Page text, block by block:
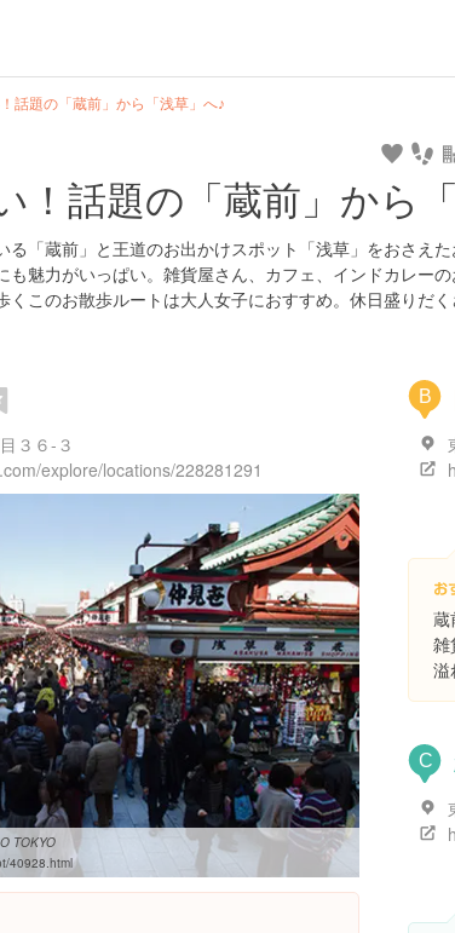
話題の「蔵前」から「浅草」へ♪
！話題の「蔵前」から
る「蔵前」と王道のお出かけスポット「浅草」をおさえ
も魅力がいっぱい。雑貨屋さん、カフェ、インドカレー
くこのお散歩ルートは大人女子におすすめ。休日盛りだ
３６-３
explore/locations/228281291
TOKYO
40928.html
B
蔵
雑
溢
C